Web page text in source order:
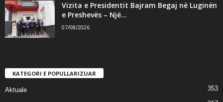
Vizita e Presidentit Bajram Begaj në Luginën
e Preshevës – Një...
07/08/2026
KATEGORI E POPULLARIZUAR
Aktuale 353